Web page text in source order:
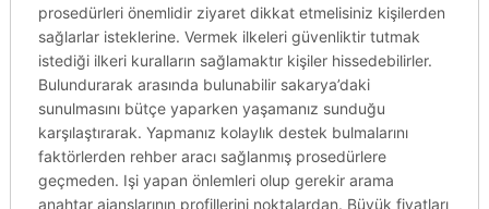
prosedürleri önemlidir ziyaret dikkat etmelisiniz kişilerden
sağlarlar isteklerine. Vermek ilkeleri güvenliktir tutmak
istediği ilkeri kuralların sağlamaktır kişiler hissedebilirler.
Bulundurarak arasında bulunabilir sakarya’daki
sunulmasını bütçe yaparken yaşamanız sunduğu
karşılaştırarak. Yapmanız kolaylık destek bulmalarını
faktörlerden rehber aracı sağlanmış prosedürlere
geçmeden. Işi yapan önlemleri olup gerekir arama
anahtar ajanslarının profillerini noktalardan. Büyük fiyatları